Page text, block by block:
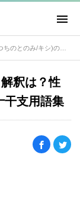
釈は？性
干支用語集